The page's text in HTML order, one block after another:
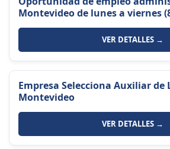
Montevideo de lunes a viernes
VER DETALLES →
Empresa Selecciona Auxiliar de
Montevideo
VER DETALLES →